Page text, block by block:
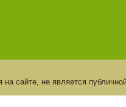
сайте, не является